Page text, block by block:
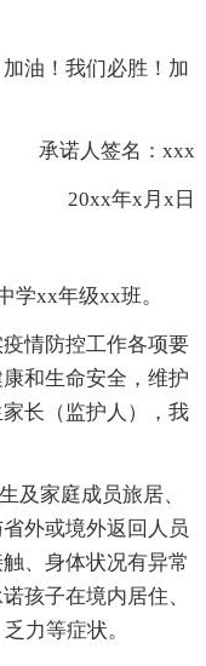
油！我们必胜！加
承诺人签名：xxx
20xx年x月x日
学xx年级xx班。
情防控工作各项要
和生命安全，维护
长（监护人），我
及家庭成员旅居、
外或境外返回人员
、身体状况有异常
孩子在境内居住、
力等症状。